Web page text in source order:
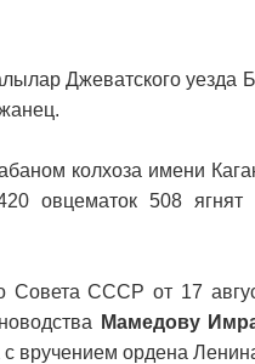
Джеватского уезда
колхоза имени
овцематок 508 ягнят
Совета СССР от 17
Мамедову
с вручением ордена